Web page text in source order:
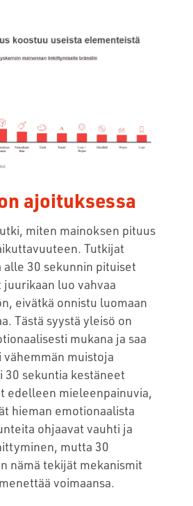
ajoituksessa
miten mainoksen pituus
Tutkijat
30 sekunnin pituiset
luo vahvaa
eivätkä onnistu luomaan
Tästä syystä yleisö on
mukana ja saa
muistoja
30 sekuntia kestäneet
edelleen mieleenpainuvia,
hieman emotionaalista
ohjaavat vauhti ja
mutta 30
nämä tekijät mekanismit
voimaansa.